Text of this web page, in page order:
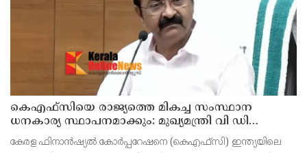
കെഎഫ്‌സിയെ രാജ്യത്തെ മികച്ച സംസ്ഥാന
ധനകാര്യ സ്ഥാപനമാക്കും: മുഖ്യമന്ത്രി വി ഡി
സതീശൻ
കേരള ഫിനാൻഷ്യൽ കോർപ്പറേഷനെ (കെഎഫ്‌സി) ഇന്ത്യയിലെ